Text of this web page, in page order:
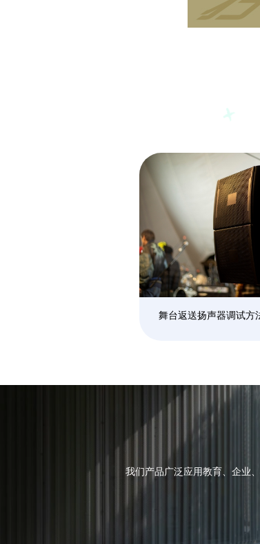
舞台返送扬声器调试方
我们产品广泛应用教育、企业